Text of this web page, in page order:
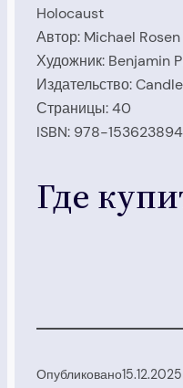
Holocaust
Автор: Michael Rosen
Художник: Benjamin
Издательство:
Страницы: 40
ISBN: 978-
Где
Опубликовано15.12.2025